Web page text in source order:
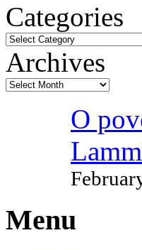
Categories
Archives
O
Menu